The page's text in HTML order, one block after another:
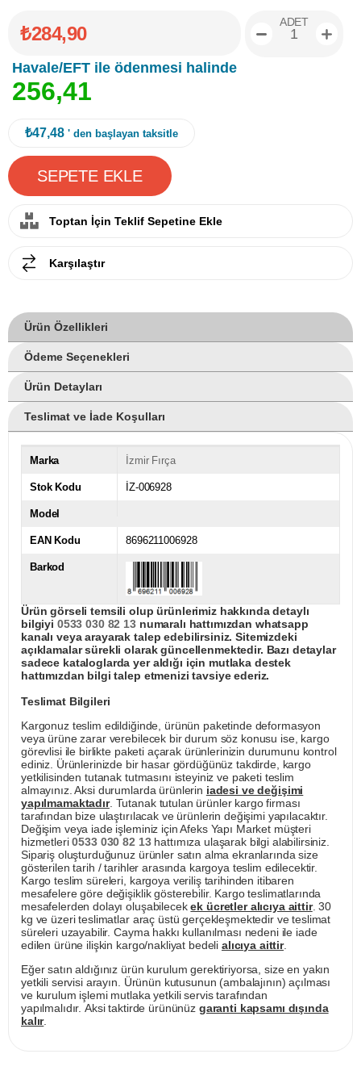
₺284,90
Havale/EFT ile ödenmesi halinde
256,41
ADET
₺47,48 ' den başlayan taksitle
Toptan İçin Teklif Sepetine Ekle
Karşılaştır
Ürün Özellikleri
Ödeme Seçenekleri
Ürün Detayları
Teslimat ve İade Koşulları
Marka İzmir Fırça
Stok Kodu İZ-006928
Model
EAN Kodu 8696211006928
Barkod
Ürün görseli temsili olup ürünlerimiz hakkında detaylı
bilgiyi 0533 030 82 13numaralı hattımızdan whatsapp
kanalı veya arayarak talep edebilirsiniz. Sitemizdeki
açıklamalar sürekli olarak güncellenmektedir. Bazı detaylar
sadece kataloglarda yer aldığı için mutlaka destek
hattımızdan bilgi talep etmenizi tavsiye ederiz.
Teslimat Bilgileri
Kargonuz teslim edildiğinde, ürünün paketinde deformasyon
veya ürüne zarar verebilecek bir durum söz konusu ise, kargo
görevlisi ile birlikte paketi açarak ürünlerinizin durumunu kontrol
ediniz. Ürünlerinizde bir hasar gördüğünüz takdirde, kargo
yetkilisinden tutanak tutmasını isteyiniz ve paketi teslim
almayınız. Aksi durumlarda ürünlerin iadesi ve değişimi
yapılmamaktadır. Tutanak tutulan ürünler kargo firması
tarafından bize ulaştırılacak ve ürünlerin değişimi yapılacaktır.
Değişim veya iade işleminiz için Afeks Yapı Market müşteri
hizmetleri0533 030 82 13hattımıza ulaşarak bilgi alabilirsiniz.
Sipariş oluşturduğunuz ürünler satın alma ekranlarında size
gösterilen tarih / tarihler arasında kargoya teslim edilecektir.
Kargo teslim süreleri, kargoya veriliş tarihinden itibaren
mesafelere göre değişiklik gösterebilir. Kargo teslimatlarında
mesafelerden dolayı oluşabilecekek ücretler alıcıya aittir. 30
kg ve üzeri teslimatlar araç üstü gerçekleşmektedir ve teslimat
süreleri uzayabilir. Cayma hakkı kullanılması nedeni ile iade
edilen ürüne ilişkin kargo/nakliyat bedeli alıcıya aittir.
Eğer satın aldığınız ürün kurulum gerektiriyorsa, size en yakın
yetkili servisi arayın. Ürünün kutusunun (ambalajının) açılması
ve kurulum işlemi mutlaka yetkili servis tarafından
yapılmalıdır. Aksi taktirde ürününüz garanti kapsamı dışında
kalır.